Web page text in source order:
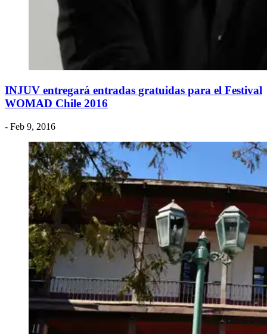
INJUV entregará entradas gratuidas para el Festival
WOMAD Chile 2016
- Feb 9, 2016